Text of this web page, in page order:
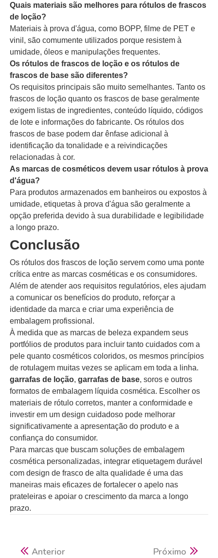
Quais materiais são melhores para rótulos de frascos
de loção?
Materiais à prova d'água, como BOPP, filme de PET e
vinil, são comumente utilizados porque resistem à
umidade, óleos e manipulações frequentes.
Os rótulos de frascos de loção e os rótulos de
frascos de base são diferentes?
Os requisitos principais são muito semelhantes. Tanto os
frascos de loção quanto os frascos de base geralmente
exigem listas de ingredientes, conteúdo líquido, códigos
de lote e informações do fabricante. Os rótulos dos
frascos de base podem dar ênfase adicional à
identificação da tonalidade e a reivindicações
relacionadas à cor.
As marcas de cosméticos devem usar rótulos à prova
d'água?
Para produtos armazenados em banheiros ou expostos à
umidade, etiquetas à prova d'água são geralmente a
opção preferida devido à sua durabilidade e legibilidade
a longo prazo.
Conclusão
Os rótulos dos frascos de loção servem como uma ponte
crítica entre as marcas cosméticas e os consumidores.
Além de atender aos requisitos regulatórios, eles ajudam
a comunicar os benefícios do produto, reforçar a
identidade da marca e criar uma experiência de
embalagem profissional.
À medida que as marcas de beleza expandem seus
portfólios de produtos para incluir tanto cuidados com a
pele quanto cosméticos coloridos, os mesmos princípios
de rotulagem muitas vezes se aplicam em toda a linha.
garrafas de loção, garrafas de base, soros e outros
formatos de embalagem líquida cosmética. Escolher os
materiais de rótulo corretos, manter a conformidade e
investir em um design cuidadoso pode melhorar
significativamente a apresentação do produto e a
confiança do consumidor.
Para marcas que buscam soluções de embalagem
cosmética personalizadas, integrar etiquetagem durável
com design de frasco de alta qualidade é uma das
maneiras mais eficazes de fortalecer o apelo nas
prateleiras e apoiar o crescimento da marca a longo
prazo.
Anterior Próximo